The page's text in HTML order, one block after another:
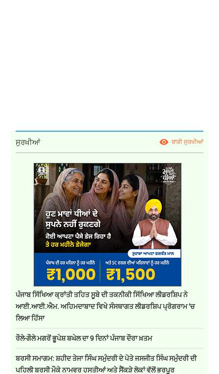
ਸੁਰਖੀਆਂ ਬਾਕੀ ਸੁਰਖੀਆਂ
ਪੰਜਾਬ ਸਿੱਖਿਆ ਕ੍ਰਾਂਤੀ ਤਹਿਤ ਸੂਬੇ ਦੀ ਤਕਨੀਕੀ ਸਿੱਖਿਆ ਲੀਡਰਸ਼ਿਪ ਨੇ
ਆਈ.ਆਈ.ਐਮ. ਅਹਿਮਦਾਬਾਦ ਵਿਖੇ ਸੰਸਥਾਗਤ ਲੀਡਰਸ਼ਿਪ ਪ੍ਰੋਗਰਾਮ ‘ਚ
ਲਿਆ ਹਿੱਸਾ
ਰੌਲੇ-ਗੌਲੇ ਮਗਰੋਂ ਭੂਪੇਸ਼ ਬਘੇਲ ਦਾ 9 ਦਿਨਾਂ ਪੰਜਾਬ ਦੌਰਾ ਖ਼ਤਮ
ਬਰਸੀ ਸਮਾਗਮ: ਸ਼ਹੀਦ ਤੇਜਾ ਸਿੰਘ ਸਮੁੰਦਰੀ ਦੇ ਪੋਤੇ ਜਸਜੀਤ ਸਿੰਘ ਸਮੁੰਦਰੀ ਦੀ
ਪਹਿਲੀ ਬਰਸੀ ਮੌਕੇ ਨਾਮਵਰ ਹਸਤੀਆਂ ਅਤੇ ਸੈਂਕੜੇ ਲੋਕਾਂ ਵੱਲੋਂ ਭਰਪੂਰ